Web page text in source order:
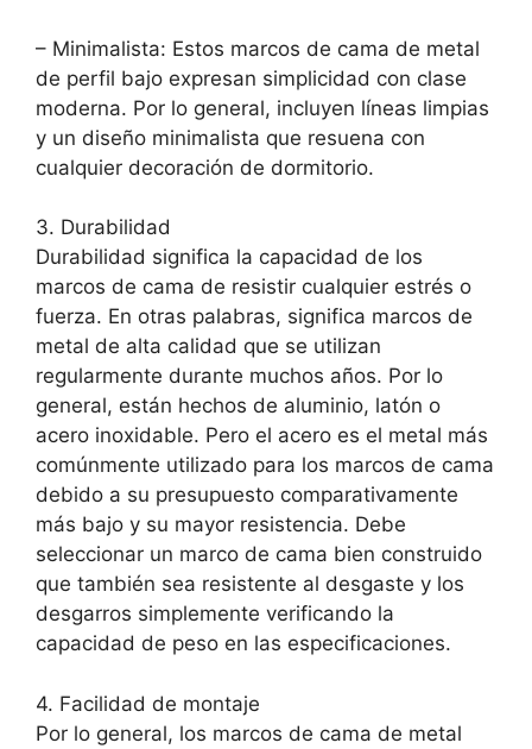
– Minimalista: Estos marcos de cama de metal
de perfil bajo expresan simplicidad con clase
moderna. Por lo general, incluyen líneas limpias
y un diseño minimalista que resuena con
cualquier decoración de dormitorio.
3. Durabilidad
Durabilidad significa la capacidad de los
marcos de cama de resistir cualquier estrés o
fuerza. En otras palabras, significa marcos de
metal de alta calidad que se utilizan
regularmente durante muchos años. Por lo
general, están hechos de aluminio, latón o
acero inoxidable. Pero el acero es el metal más
comúnmente utilizado para los marcos de cama
debido a su presupuesto comparativamente
más bajo y su mayor resistencia. Debe
seleccionar un marco de cama bien construido
que también sea resistente al desgaste y los
desgarros simplemente verificando la
capacidad de peso en las especificaciones.
4. Facilidad de montaje
Por lo general, los marcos de cama de metal